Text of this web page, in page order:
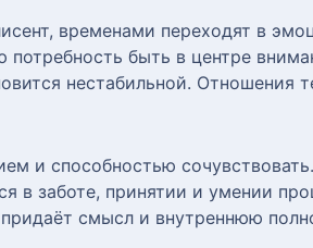
временами переходят в
потребность быть в центре
нестабильной. Отношения
и способностью
в заботе, принятии и умении
смысл и внутреннюю